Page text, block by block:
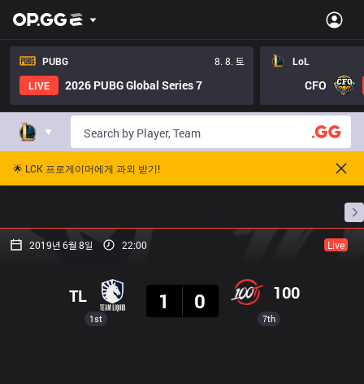
PUBG
8. 8. 토
LIVE
2026 PUBG Global Series 7
LoL
CFO
🌟 LCK 프로게이머에게 과외 받기!
프로빌
2019년 6월 8일 22:00 Live
1st
TL
1
0 100
7th